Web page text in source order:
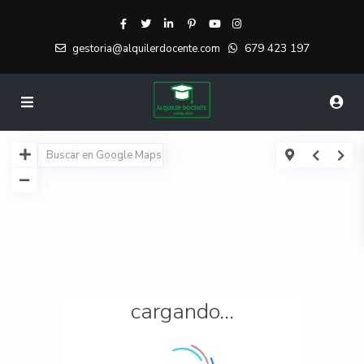
gestoria@alquilerdocente.com 679 423 197
cargando...